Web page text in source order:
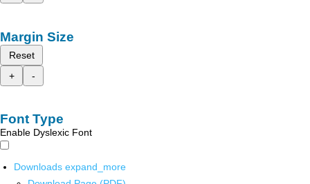
Margin Size
Reset
+
-
Font Type
Enable Dyslexic Font
Downloads expand_more